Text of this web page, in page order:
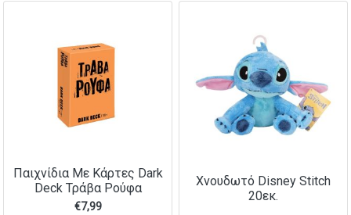
Παιχνίδια Με Κάρτες Dark
Deck Τράβα Ρούφα
€7,99
Χνουδωτό Disney Stitch
20εκ.